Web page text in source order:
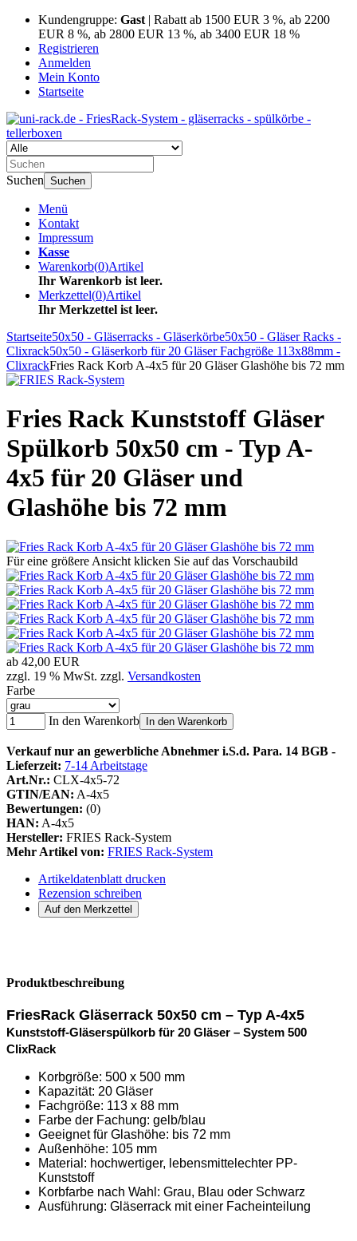
Kundengruppe: Gast | Rabatt ab 1500 EUR 3 %, ab 2200
EUR 8 %, ab 2800 EUR 13 %, ab 3400 EUR 18 %
Registrieren
Anmelden
Mein Konto
Startseite
Suchen Suchen
Menü
Kontakt
Impressum
Kasse
Warenkorb(0)Artikel
Ihr Warenkorb ist leer.
Merkzettel(0)Artikel
Ihr Merkzettel ist leer.
Startseite50x50 - Gläserracks - Gläserkörbe50x50 - Gläser Racks -
Clixrack50x50 - Gläserkorb für 20 Gläser Fachgröße 113x88mm -
ClixrackFries Rack Korb A-4x5 für 20 Gläser Glashöhe bis 72 mm
Fries Rack Kunststoff Gläser
Spülkorb 50x50 cm - Typ A-
4x5 für 20 Gläser und
Glashöhe bis 72 mm
Für eine größere Ansicht klicken Sie auf das Vorschaubild
ab 42,00 EUR
zzgl. 19 % MwSt. zzgl. Versandkosten
Farbe
In den Warenkorb In den Warenkorb
Verkauf nur an gewerbliche Abnehmer i.S.d. Para. 14 BGB -
Lieferzeit: 7-14 Arbeitstage
Art.Nr.: CLX-4x5-72
GTIN/EAN: A-4x5
Bewertungen: (0)
HAN: A-4x5
Hersteller: FRIES Rack-System
Mehr Artikel von: FRIES Rack-System
Artikeldatenblatt drucken
Rezension schreiben
Produktbeschreibung
FriesRack Gläserrack 50x50 cm – Typ A-4x5
Kunststoff-Gläserspülkorb für 20 Gläser – System 500
ClixRack
Korbgröße: 500 x 500 mm
Kapazität: 20 Gläser
Fachgröße: 113 x 88 mm
Farbe der Fachung: gelb/blau
Geeignet für Glashöhe: bis 72 mm
Außenhöhe: 105 mm
Material: hochwertiger, lebensmittelechter PP-
Kunststoff
Korbfarbe nach Wahl: Grau, Blau oder Schwarz
Ausführung: Gläserrack mit einer Facheinteilung